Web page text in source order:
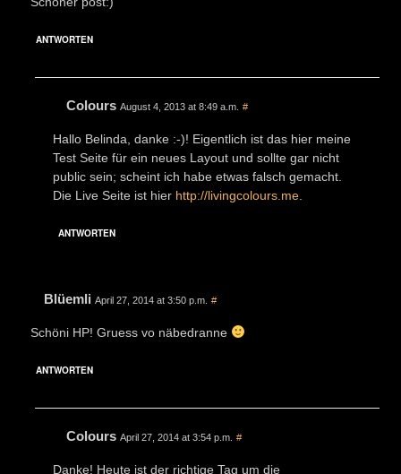
ANTWORTEN
Colours August 4, 2013 at 8:49 a.m. #
Hallo Belinda, danke :-)! Eigentlich ist das hier meine
Test Seite für ein neues Layout und sollte gar nicht
public sein; scheint ich habe etwas falsch gemacht.
Die Live Seite ist hier http://livingcolours.me
ANTWORTEN
Blüemli April 27, 2014 at 3:50 p.m. #
Schöni HP! Gruess vo näbedranne
ANTWORTEN
Colours April 27, 2014 at 3:54 p.m. #
Danke! Heute ist der richtige Tag um die